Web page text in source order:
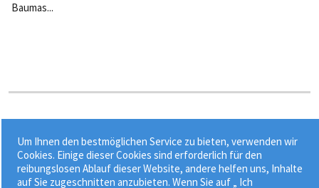
Baumas...
Stichworte:
Abschreibung•Abschreibung und Verzinsung nach BGL
AfA-Tabellen•Anlagevermögen•Anschaffungskosten
Um Ihnen den bestmöglichen Service zu bieten, verwenden wir
Cookies. Einige dieser Cookies sind erforderlich für den
reibungslosen Ablauf dieser Website, andere helfen uns, Inhalte
auf Sie zugeschnitten anzubieten. Wenn Sie auf „ Ich